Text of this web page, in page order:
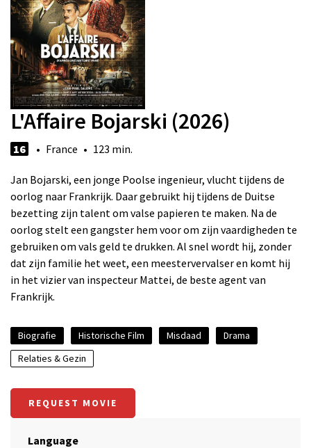
L'Affaire Bojarski (2026)
16 • France • 123 min.
Jan Bojarski, een jonge Poolse ingenieur, vlucht tijdens de
oorlog naar Frankrijk. Daar gebruikt hij tijdens de Duitse
bezetting zijn talent om valse papieren te maken. Na de
oorlog stelt een gangster hem voor om zijn vaardigheden te
gebruiken om vals geld te drukken. Al snel wordt hij, zonder
dat zijn familie het weet, een meestervervalser en komt hij
in het vizier van inspecteur Mattei, de beste agent van
Frankrijk.
Biografie Historische Film Misdaad
Drama
Relaties & Gezin
REQUEST MOVIE
Language